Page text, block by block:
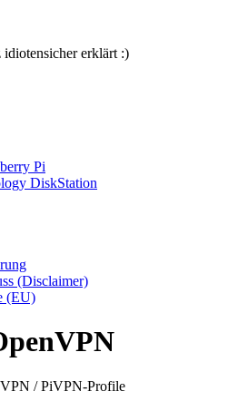
erklärt :)
Pi
DiskStation
(Disclaimer)
(EU)